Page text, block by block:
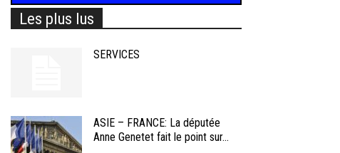
Les plus lus
SERVICES
ASIE – FRANCE: La députée
Anne Genetet fait le point sur...